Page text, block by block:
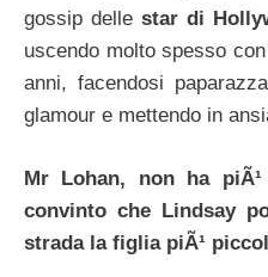
gossip delle star di
uscendo molto spesso
anni, facendosi
glamour e mettendo in
Mr Lohan, non ha
convinto che Lindsay
strada la figlia piÃ¹